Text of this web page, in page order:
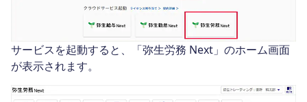
サービスを起動すると、「弥生労務 Next」のホーム画面
が表示されます。